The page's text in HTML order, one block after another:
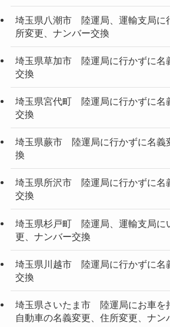
埼玉県八潮市 陸運局、運輸支局に
所変更、ナンバー交換
埼玉県草加市 陸運局に行かずに名
交換
埼玉県宮代町 陸運局に行かずに名
交換
埼玉県蕨市 陸運局に行かずに名義
換
埼玉県所沢市 陸運局に行かずに名
交換
埼玉県杉戸町 陸運局、運輸支局に
更、ナンバー交換
埼玉県川越市 陸運局に行かずに名
交換
埼玉県さいたま市 陸運局にお車を
自動車の名義変更、住所変更、ナン